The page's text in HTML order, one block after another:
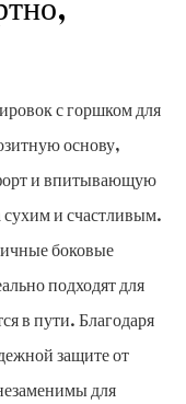
с горшком для
основу,
и впитывающую
и счастливым.
боковые
подходят для
в пути. Благодаря
защите от
для